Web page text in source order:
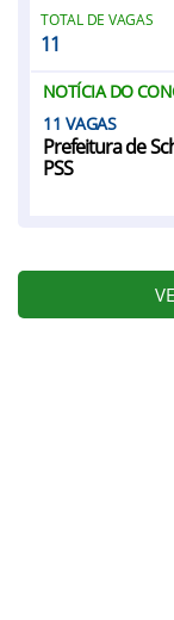
TOTAL DE VAGAS
11
NOTÍCIA DO
11
Prefeitura de
PSS